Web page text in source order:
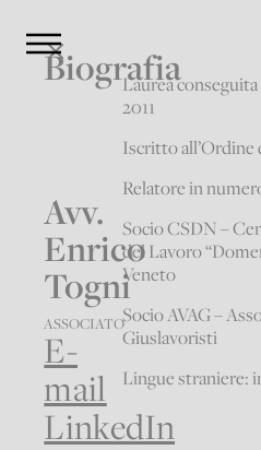
Biografia
Avv.
Enrico
Togni
ASSOCIATO
E-
mail
LinkedIn
Laurea
2011
Iscritto all’Ordine
Relatore in
Socio CSDN –
del Lavoro
Veneto
Socio AVAG –
Giuslavoristi
Lingue straniere: